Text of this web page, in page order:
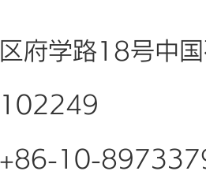
府学路18号中
102249
+86-10-